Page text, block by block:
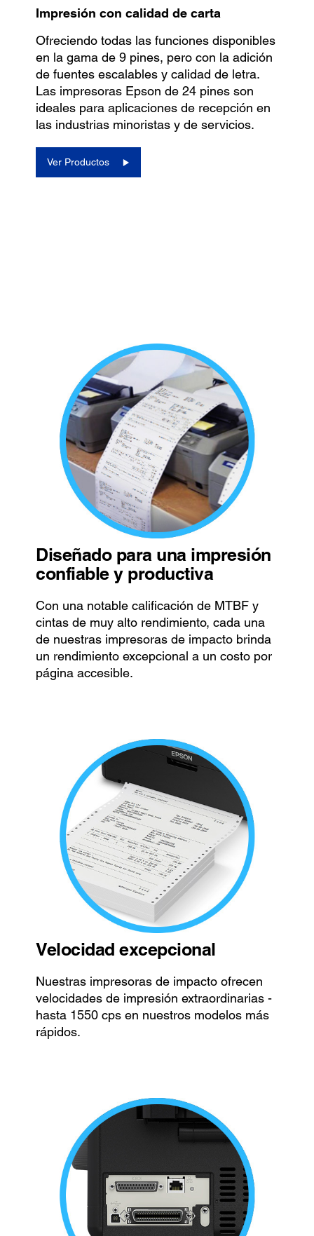
Impresión con calidad de carta
Ofreciendo todas las funciones disponibles
en la gama de 9 pines, pero con la adición
de fuentes escalables y calidad de letra.
Las impresoras Epson de 24 pines son
ideales para aplicaciones de recepción en
las industrias minoristas y de servicios.
Ver Productos
Diseñado para una impresión
confiable y productiva
Con una notable calificación de MTBF y
cintas de muy alto rendimiento, cada una
de nuestras impresoras de impacto brinda
un rendimiento excepcional a un costo por
página accesible.
Velocidad excepcional
Nuestras impresoras de impacto ofrecen
velocidades de impresión extraordinarias -
hasta 1550 cps en nuestros modelos más
rápidos.